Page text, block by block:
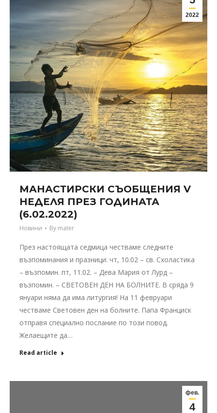
2022
МАНАСТИРСКИ СЪОБЩЕНИЯ V
НЕДЕЛЯ ПРЕЗ ГОДИНАТА
(6.02.2022)
Новини By mater
През настоящата седмица честваме следните
възпоминания и празници: чт, 10.02 – св. Схоластика
– възпомин. пт, 11.02. – Дева Мария от Лурд –
възпомин. – СВЕТОВЕН ДЕН НА БОЛНИТЕ. В сряда 9
януари няма да има литургия! На 11 февруари
честваме Световен ден на болните. Папа Франциск
отправя специално послание по този повод.
Желаещите да…
Read article
фев.
4